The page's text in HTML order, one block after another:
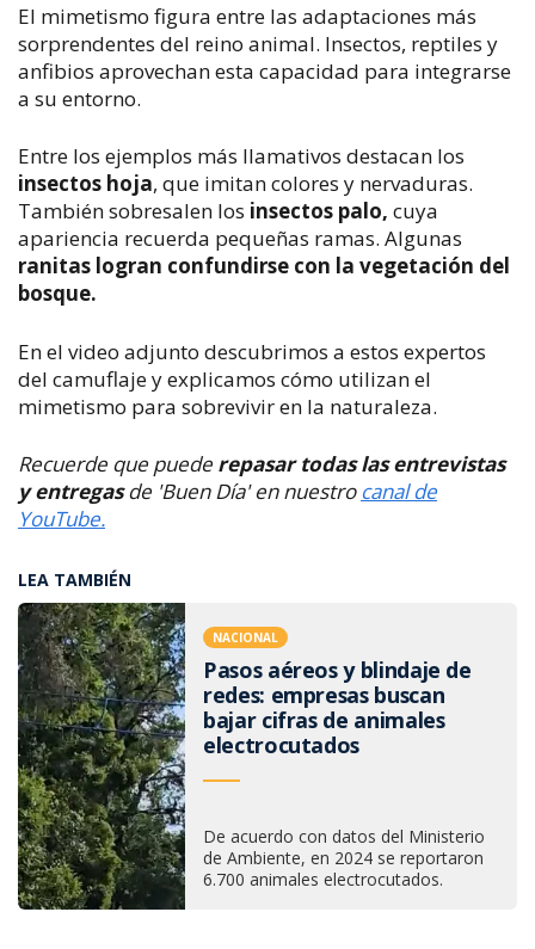
El mimetismo figura entre las adaptaciones más
sorprendentes del reino animal. Insectos, reptiles y
anfibios aprovechan esta capacidad para integrarse
a su entorno.
Entre los ejemplos más llamativos destacan los
insectos hoja, que imitan colores y nervaduras.
También sobresalen los insectos palo, cuya
apariencia recuerda pequeñas ramas. Algunas
ranitas logran confundirse con la vegetación del
bosque.
En el video adjunto descubrimos a estos expertos
del camuflaje y explicamos cómo utilizan el
mimetismo para sobrevivir en la naturaleza.
Recuerde que puede repasar todas las entrevistas
y entregasde 'Buen Día' en nuestro canal de
YouTube.
LEA TAMBIÉN
NACIONAL
Pasos aéreos y blindaje de
redes: empresas buscan
bajar cifras de animales
electrocutados
De acuerdo con datos del Ministerio
de Ambiente, en 2024 se reportaron
6.700 animales electrocutados.